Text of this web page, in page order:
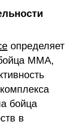
определяет
ММА,
бойца
в